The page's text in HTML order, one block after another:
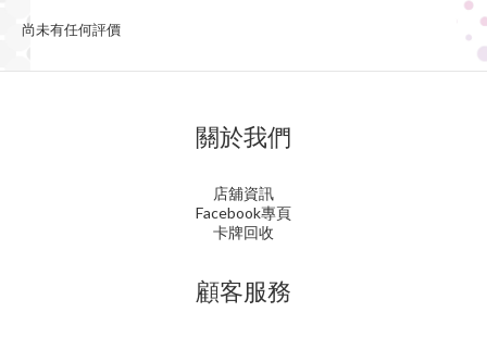
尚未有任何評價
關於我們
店舖資訊
Facebook專頁
卡牌回收
顧客服務